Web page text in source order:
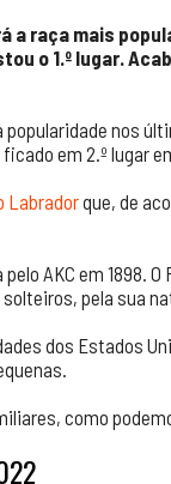
a raça mais
o 1.º lugar.
nos
em 2.º lugar
Labradorque, de
AKC em 1898.
pela sua
dos Estados
como